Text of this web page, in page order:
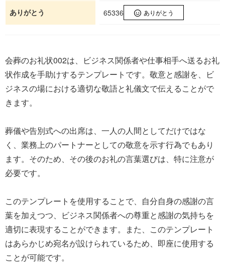
ありがとう 65336 ありがとう
会葬のお礼状002は、ビジネス関係者や仕事相手へ送るお礼
状作成を手助けするテンプレートです。敬意と感謝を、ビ
ジネスの場における適切な敬語と礼儀文で伝えることがで
きます。
葬儀や告別式への出席は、一人の人間としてだけではな
く、業務上のパートナーとしての敬意を示す行為でもあり
ます。そのため、その後のお礼の言葉選びは、特に注意が
必要です。
このテンプレートを使用することで、自分自身の感謝の言
葉を加えつつ、ビジネス関係者への尊重と感謝の気持ちを
適切に表現することができます。また、このテンプレート
はあらかじめ宛名が設けられているため、即座に使用する
ことが可能です。